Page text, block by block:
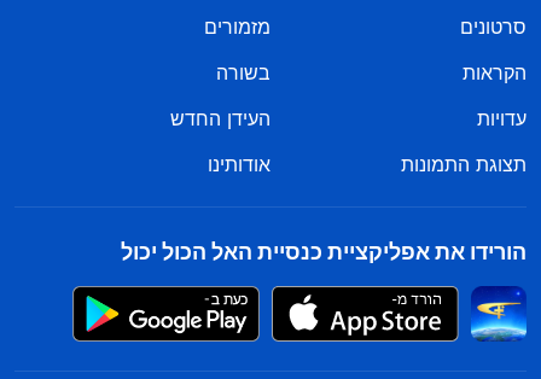
מכנסיית האל הכול יכול. אף אחד מהם אינו מקצוען". לא
וההכוונה של האל עצמו, האם חובבנים היו מסוגלים
לרקוד ככה? היית נדהם אף יותר אילו ראית את הסרטים
שהם עשו. כנסיית האל הכול יכול נהנית מעבודתה של
רוח הקודש– אלוהים בירך אותה. זו הסיבה שהשירים,
הריקודים והסרטים שלהם עשויים כל כך טוב, ומלבד
זאת, כל האמיתות שמועברות בסרטים שלהם מועילות
סרטונים
מזמורים
הקראות
בשורה
עדויות
העידן החדש
תצוגת התמונות
אודותינו
הורידו את אפליקציית כנסיית האל הכול יכול